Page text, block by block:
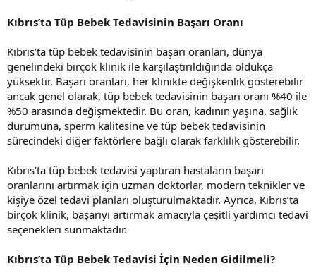
Kıbrıs’ta Tüp Bebek Tedavisinin Başarı Oranı
Kıbrıs’ta tüp bebek tedavisinin başarı oranları, dünya
genelindeki birçok klinik ile karşılaştırıldığında oldukça
yüksektir. Başarı oranları, her klinikte değişkenlik gösterebilir
ancak genel olarak, tüp bebek tedavisinin başarı oranı %40 ile
%50 arasında değişmektedir. Bu oran, kadının yaşına, sağlık
durumuna, sperm kalitesine ve tüp bebek tedavisinin
sürecindeki diğer faktörlere bağlı olarak farklılık gösterebilir.
Kıbrıs’ta tüp bebek tedavisi yaptıran hastaların başarı
oranlarını artırmak için uzman doktorlar, modern teknikler ve
kişiye özel tedavi planları oluşturulmaktadır. Ayrıca, Kıbrıs’ta
birçok klinik, başarıyı artırmak amacıyla çeşitli yardımcı tedavi
seçenekleri sunmaktadır.
Kıbrıs’ta Tüp Bebek Tedavisi İçin Neden Gidilmeli?